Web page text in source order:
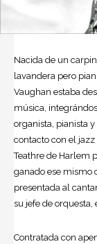
Nacida de un
lavandera pero
Vaughan estaba
música,
organista, pianista
contacto con el
Teathre de Harlem
ganado ese mismo
presentada al
su jefe de orquesta,
Contratada con